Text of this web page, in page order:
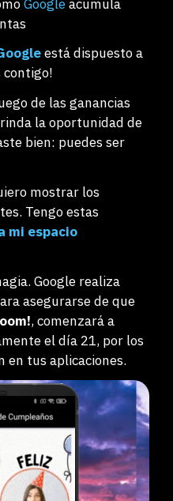
Googleacumula
está dispuesto a
contigo!
de las ganancias
la oportunidad de
bien: puedes ser
mostrar los
Tengo estas
mi espacio
Google realiza
asegurarse de que
, comenzará a
el día 21, por los
en tus aplicaciones.